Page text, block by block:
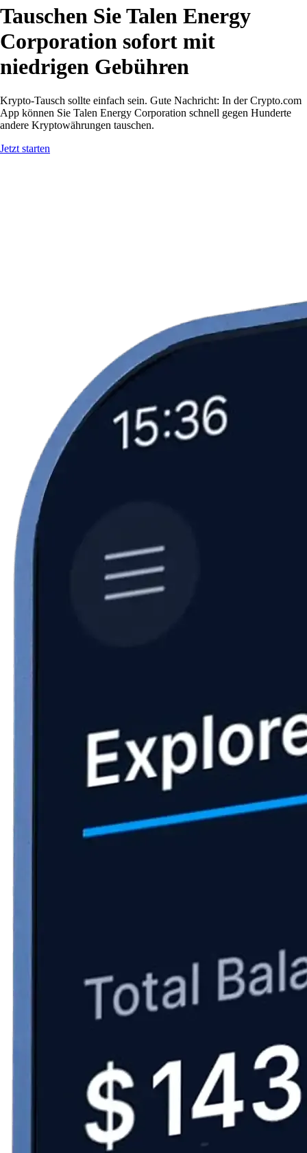
Tauschen Sie Talen Energy
Corporation sofort mit
niedrigen Gebühren
Krypto-Tausch sollte einfach sein. Gute Nachricht: In der Crypto.com
App können Sie Talen Energy Corporation schnell gegen Hunderte
andere Kryptowährungen tauschen.
Jetzt starten